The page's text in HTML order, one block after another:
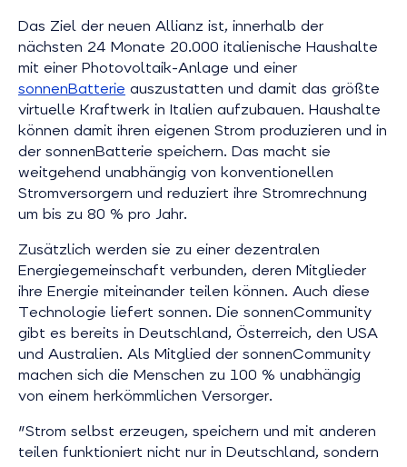
Das Ziel der neuen Allianz ist, innerhalb der
nächsten 24 Monate 20.000 italienische Haushalte
mit einer Photovoltaik-Anlage und einer
sonnenBatterie auszustatten und damit das größte
virtuelle Kraftwerk in Italien aufzubauen. Haushalte
können damit ihren eigenen Strom produzieren und in
der sonnenBatterie speichern. Das macht sie
weitgehend unabhängig von konventionellen
Stromversorgern und reduziert ihre Stromrechnung
um bis zu 80 % pro Jahr.
Zusätzlich werden sie zu einer dezentralen
Energiegemeinschaft verbunden, deren Mitglieder
ihre Energie miteinander teilen können. Auch diese
Technologie liefert sonnen. Die sonnenCommunity
gibt es bereits in Deutschland, Österreich, den USA
und Australien. Als Mitglied der sonnenCommunity
machen sich die Menschen zu 100 % unabhängig
von einem herkömmlichen Versorger.
"Strom selbst erzeugen, speichern und mit anderen
teilen funktioniert nicht nur in Deutschland, sondern